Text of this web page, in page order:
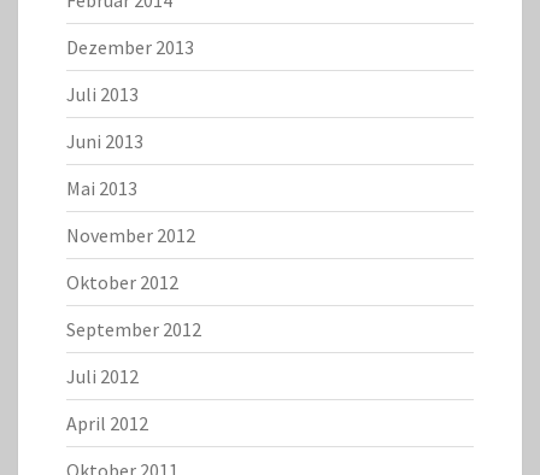
Dezember 2013
Juli 2013
Juni 2013
Mai 2013
November 2012
Oktober 2012
September 2012
Juli 2012
April 2012